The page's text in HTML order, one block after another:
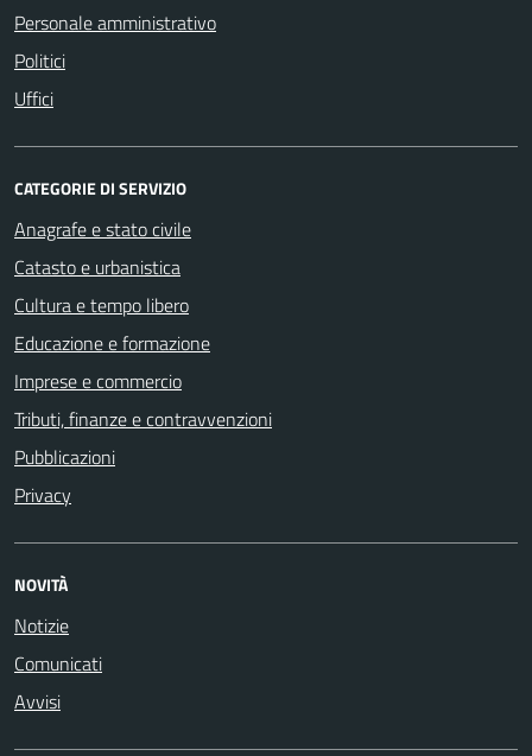
Personale amministrativo
Politici
Uffici
CATEGORIE DI SERVIZIO
Anagrafe e stato civile
Catasto e urbanistica
Cultura e tempo libero
Educazione e formazione
Imprese e commercio
Tributi, finanze e contravvenzioni
Pubblicazioni
Privacy
NOVITÀ
Notizie
Comunicati
Avvisi